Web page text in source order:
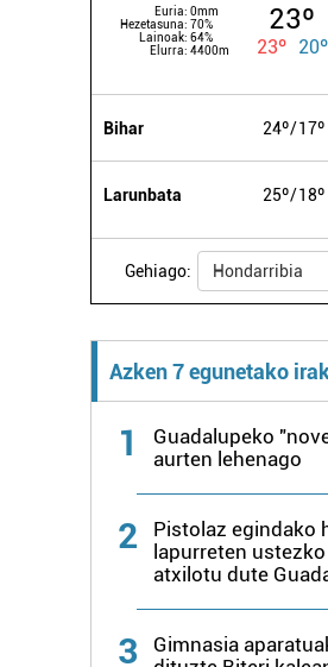
Euria: 0mm
Hezetasuna: 70%
Lainoak: 64%
Elurra: 4400m
23º
23º 20º
Bihar 24º 17º
Larunbata 25º 18º
Gehiago: Hondarribia
Azken 7 egunetako
1
Guadalupeko
aurten lehenago
2
Pistolaz egindako
lapurreten
atxilotu dute
3
Gimnasia